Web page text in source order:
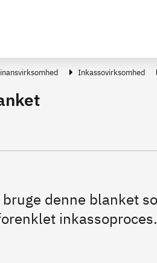
Inkassovirksomhed
denne blanket
inkassoproces.